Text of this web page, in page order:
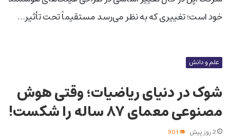
خود است؛ تغییری که به نظر می‌رسد مستقیماً تحت تأثیر…
علم و دانش
شوک در دنیای ریاضیات؛ وقتی هوش
مصنوعی معمای ۸۷ ساله را شکست!
2 روز پیش